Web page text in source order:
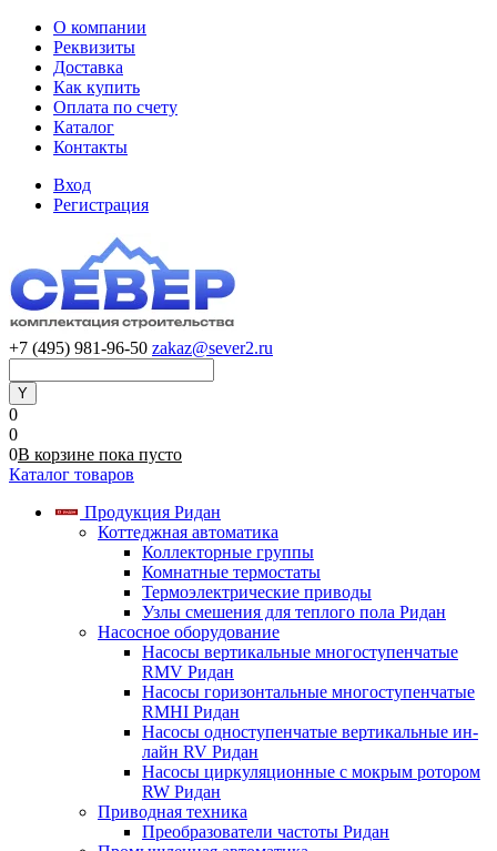
О компании
Реквизиты
Доставка
Как купить
Оплата по счету
Каталог
Контакты
Вход
Регистрация
+7 (495) 981-96-50 zakaz@sever2.ru
0
0
0В корзине пока пусто
Каталог товаров
Продукция Ридан
Коттеджная автоматика
Коллекторные группы
Комнатные термостаты
Термоэлектрические приводы
Узлы смешения для теплого пола Ридан
Насосное оборудование
Насосы вертикальные многоступенчатые
RMV Ридан
Насосы горизонтальные многоступенчатые
RMHI Ридан
Насосы одноступенчатые вертикальные ин-
лайн RV Ридан
Насосы циркуляционные с мокрым ротором
RW Ридан
Приводная техника
Преобразователи частоты Ридан